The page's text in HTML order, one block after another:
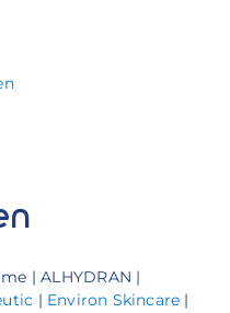
| ALHYDRAN |
| Environ Skincare |